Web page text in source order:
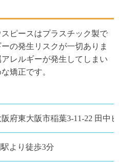
ピースはプラスチック製で
の発生リスクが一切ありま
レルギーが発生してしまい
矯正です。
阪府東大阪市稲葉3-11-22 田中
より徒歩3分